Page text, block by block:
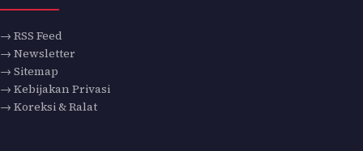
→ RSS Feed
→ Newsletter
→ Sitemap
→ Kebijakan Privasi
→ Koreksi & Ralat